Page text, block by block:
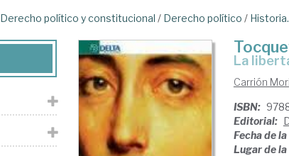
Derecho político y constitucional / Derecho político /
la
Carrión
ISBN:
Editorial:
Fecha de
Lugar de